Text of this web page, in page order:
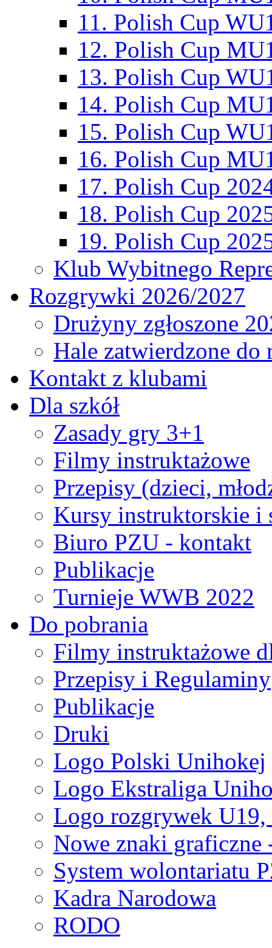
11. Polish Cup
12. Polish Cup
13. Polish Cup
14. Polish Cup
15. Polish Cup
16. Polish Cup
17. Polish Cup
18. Polish Cup
19. Polish Cup
Klub Wybitnego
Rozgrywki 2026/2027
Drużyny zgłoszone
Hale zatwierdzone
Kontakt z klubami
Dla szkół
Zasady gry 3+1
Filmy instruktażowe
Przepisy (dzieci,
Kursy instruktorskie i
Biuro PZU - kontakt
Publikacje
Turnieje WWB 2022
Do pobrania
Filmy instruktażowe
Przepisy i Regulaminy
Publikacje
Druki
Logo Polski Unihokej
Logo Ekstraliga
Logo rozgrywek
Nowe znaki graficzne
System wolontariatu
Kadra Narodowa
RODO